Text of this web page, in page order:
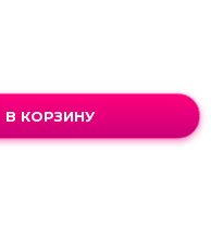
В КОРЗИНУ